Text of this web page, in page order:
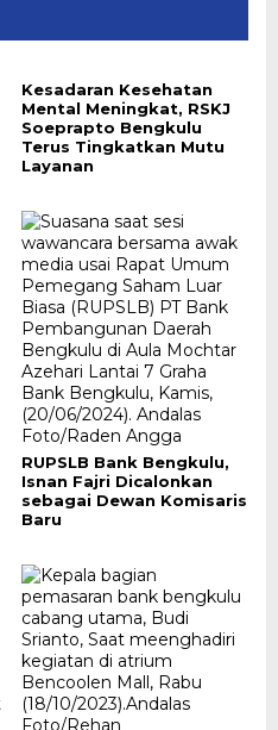
Kesadaran Kesehatan
Mental Meningkat, RSKJ
Soeprapto Bengkulu
Terus Tingkatkan Mutu
Layanan
RUPSLB Bank Bengkulu,
Isnan Fajri Dicalonkan
sebagai Dewan Komisaris
Baru